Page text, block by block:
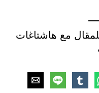
مع هاشتاغات